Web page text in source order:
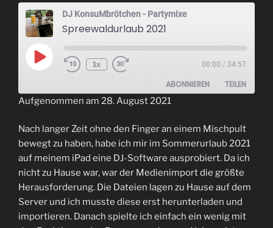
DJ KonsuMbrötchen - Partymixe
Spreewaldurlaub 2021
Play
Episode
1x 00:00 / 34:57
ABONNIEREN TEILEN
RSS FEED
LINK
EMBED
Aufgenommen am 28. August 2021
Nach langer Zeit ohne den Finger an einem Mischpult
bewegt zu haben, habe ich mir im Sommerurlaub 2021
auf meinem iPad eine DJ-Software ausprobiert. Da ich
nicht zu Hause war, war der Medienimport die größte
Herausforderung. Die Dateien lagen zu Hause auf dem
Server und ich musste diese erst herunterladen und
importieren. Danach spielte ich einfach ein wenig mit